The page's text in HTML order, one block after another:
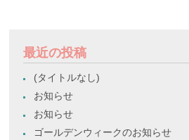
最近の投稿
(タイトルなし)
お知らせ
お知らせ
ゴールデンウィークのお知らせ